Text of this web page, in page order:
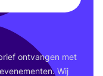
ont­van­gen met
Wij